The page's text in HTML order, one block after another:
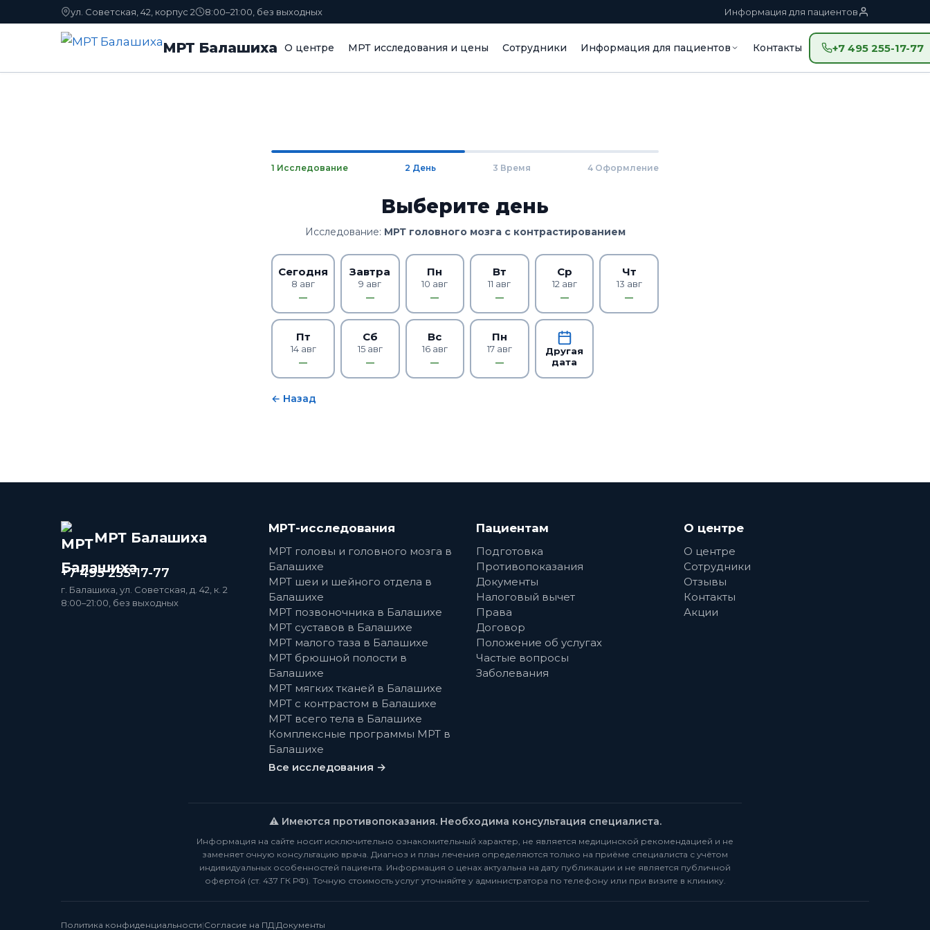
ул. Советская, 42, корпус 2 8:00–21:00, без выходных Информация для пациентов
МРТ Балашиха О центре МРТ исследования и цены Сотрудники Информация для пациентов Контакты +7 495 255-17-77
1 Исследование 2 День 3 Время 4 Оформление
Выберите день
Исследование: МРТ головного мозга с контрастированием
Сегодня
8 авг
—
Завтра
9 авг
—
Пн
10 авг
—
Вт
11 авг
—
Ср
12 авг
—
Чт
13 авг
—
Пт
14 авг
—
Сб
15 авг
—
Вс
16 авг
—
Пн
17 авг
—
Другая
дата
← Назад
МРТ Балашиха
+7 495 255-17-77
г. Балашиха, ул. Советская, д. 42, к. 2
8:00–21:00, без выходных
МРТ-исследования
МРТ головы и головного мозга в
Балашихе
МРТ шеи и шейного отдела в
Балашихе
МРТ позвоночника в Балашихе
МРТ суставов в Балашихе
МРТ малого таза в Балашихе
МРТ брюшной полости в
Балашихе
МРТ мягких тканей в Балашихе
МРТ с контрастом в Балашихе
МРТ всего тела в Балашихе
Комплексные программы МРТ в
Балашихе
Все исследования →
Пациентам
Подготовка
Противопоказания
Документы
Налоговый вычет
Права
Договор
Положение об услугах
Частые вопросы
Заболевания
О центре
О центре
Сотрудники
Отзывы
Контакты
Акции
⚠️ Имеются противопоказания. Необходима консультация специалиста.
Информация на сайте носит исключительно ознакомительный характер, не является медицинской рекомендацией и не
заменяет очную консультацию врача. Диагноз и план лечения определяются только на приёме специалиста с учётом
индивидуальных особенностей пациента. Информация о ценах актуальна на дату публикации и не является публичной
офертой (ст. 437 ГК РФ). Точную стоимость услуг уточняйте у администратора по телефону или при визите в клинику.
Политика конфиденциальности|Согласие на ПД|Документы